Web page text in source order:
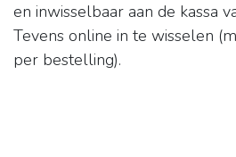
en inwisselbaar aan de kassa
Tevens online in te wisselen
per bestelling).